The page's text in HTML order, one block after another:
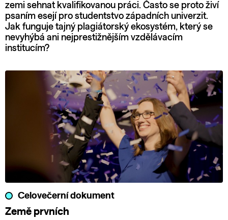
zemi sehnat kvalifikovanou práci. Často se proto živí
psaním esejí pro studentstvo západních univerzit.
Jak funguje tajný plagiátorský ekosystém, který se
nevyhýbá ani nejprestižnějším vzdělávacím
institucím?
Celovečerní dokument
Země prvních